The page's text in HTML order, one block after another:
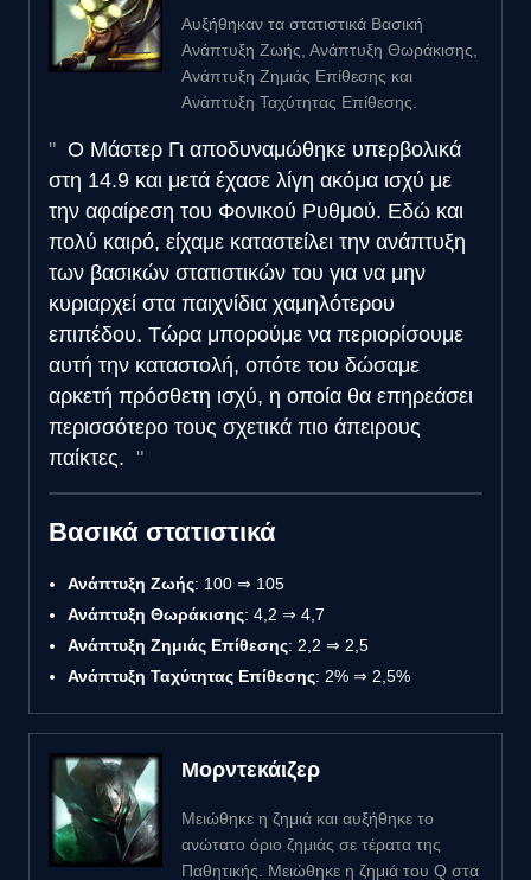
Αυξήθηκαν τα στατιστικά Βασική
Ανάπτυξη Ζωής, Ανάπτυξη Θωράκισης,
Ανάπτυξη Ζημιάς Επίθεσης και
Ανάπτυξη Ταχύτητας Επίθεσης.
Ο Μάστερ Γι αποδυναμώθηκε υπερβολικά
στη 14.9 και μετά έχασε λίγη ακόμα ισχύ με
την αφαίρεση του Φονικού Ρυθμού. Εδώ και
πολύ καιρό, είχαμε καταστείλει την ανάπτυξη
των βασικών στατιστικών του για να μην
κυριαρχεί στα παιχνίδια χαμηλότερου
επιπέδου. Τώρα μπορούμε να περιορίσουμε
αυτή την καταστολή, οπότε του δώσαμε
αρκετή πρόσθετη ισχύ, η οποία θα επηρεάσει
περισσότερο τους σχετικά πιο άπειρους
παίκτες.
Βασικά στατιστικά
Ανάπτυξη Ζωής: 100 ⇒ 105
Ανάπτυξη Θωράκισης: 4,2 ⇒ 4,7
Ανάπτυξη Ζημιάς Επίθεσης: 2,2 ⇒ 2,5
Ανάπτυξη Ταχύτητας Επίθεσης: 2% ⇒ 2,5%
Μορντεκάιζερ
Μειώθηκε η ζημιά και αυξήθηκε το
ανώτατο όριο ζημιάς σε τέρατα της
Παθητικής. Μειώθηκε η ζημιά του Q στα